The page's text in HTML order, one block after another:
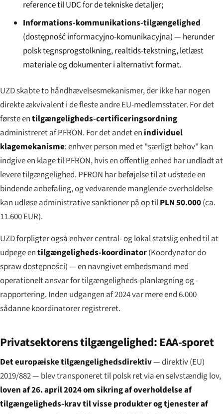
reference til UDC for de tekniske detaljer;
Informations-kommunikations-tilgængelighed
(dostępność informacyjno-komunikacyjna) — herunder
polsk tegnsprogstolkning, realtids-tekstning, letlæst
materiale og dokumenter i alternativt format.
UZD skabte to håndhævelsesmekanismer, der ikke har nogen
direkte ækvivalent i de fleste andre EU-medlemsstater. For det
første entilgængeligheds-certificeringsordning
administreret af PFRON. For det andet en individuel
klagemekanisme: enhver person med et "særligt behov" kan
indgive en klage til PFRON, hvis en offentlig enhed har undladt at
levere tilgængelighed. PFRON har beføjelse til at udstede en
bindende anbefaling, og vedvarende manglende overholdelse
kan udløse administrative sanktioner på op tilPLN 50.000(ca.
11.600 EUR).
UZD forpligter også enhver central- og lokal statslig enhed til at
udpege entilgængeligheds-koordinator(Koordynator do
spraw dostępności) — en navngivet embedsmand med
operationelt ansvar for tilgængeligheds-planlægning og -
rapportering. Inden udgangen af 2024 var mere end 6.000
sådanne koordinatorer registreret.
Privatsektorens tilgængelighed: EAA-sporet
Det europæiske tilgængelighedsdirektiv— direktiv (EU)
2019/882 — blev transponeret til polsk ret via en selvstændig lov,
loven af 26. april 2024 om sikring af overholdelse af
tilgængeligheds-krav til visse produkter og tjenester af